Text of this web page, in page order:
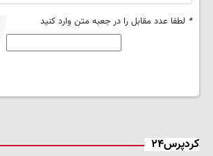
* لطفا عدد مقابل را در جعبه متن وارد کنید
کردپرس۲۴